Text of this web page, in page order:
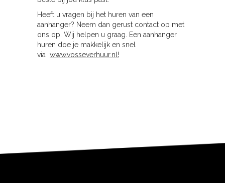
Heeft u vragen bij het huren van een
aanhanger? Neem dan gerust contact op met
ons op. Wij helpen u graag. Een aanhanger
huren doe je makkelijk en snel
via www.vosseverhuur.nl!